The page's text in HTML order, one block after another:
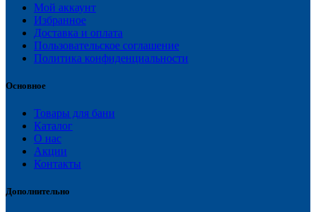
Мой аккаунт
Избранное
Доставка и оплата
Пользовательское соглашение
Политика конфиденциальности
Основное
Товары для бани
Каталог
О нас
Акции
Контакты
Дополнительно